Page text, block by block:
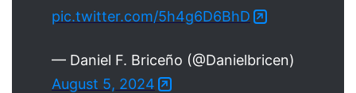
pic.twitter.com/5h4g6D6BhD
— Daniel F. Briceño (@Danielbricen)
August 5, 2024